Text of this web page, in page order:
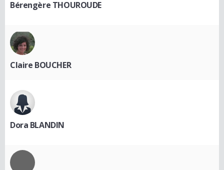
Bérengère THOUROUDE
Claire BOUCHER
Dora BLANDIN